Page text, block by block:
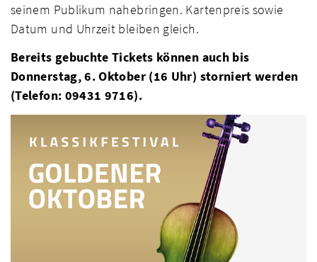
seinem Publikum nahebringen. Kartenpreis sowie
Datum und Uhrzeit bleiben gleich.
Bereits gebuchte Tickets können auch bis
Donnerstag, 6. Oktober (16 Uhr) storniert werden
(Telefon: 09431 9716).